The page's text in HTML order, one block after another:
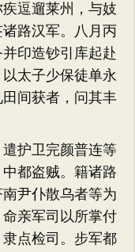
逗遛莱州，与妓
路汉军。八月丙
印造钞引库起赴
太子少保徒单永
间获者，问其丰
护卫完颜普连等
都盗贼。籍诸路
尹仆散乌者等为
亲军司以所掌付
点检司。步军都